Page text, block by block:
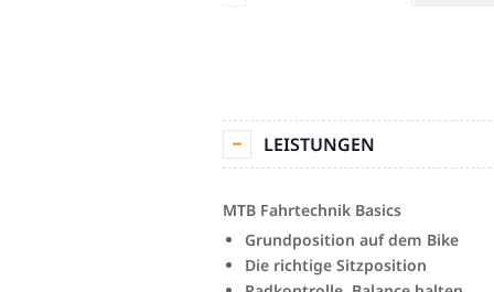
LEISTUNGEN
MTB Fahrtechnik Basics
Grundposition auf dem Bike
Die richtige Sitzposition